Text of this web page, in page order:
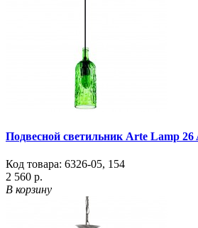
Подвесной светильник Arte Lamp 26
Код товара: 6326-05, 154
2 560 р.
В корзину